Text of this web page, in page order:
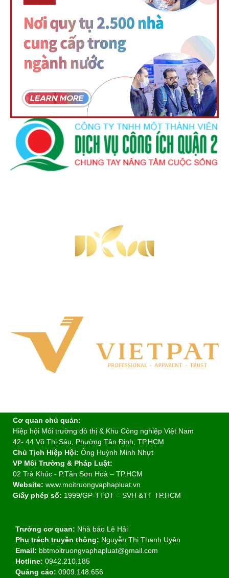
Cơ quan chủ quản:
Hiệp hội Môi trường đô thị & Khu Công nghiệp Việt Nam
42- 44 Võ Thị Sáu, Phường Tân Định, TP.HCM
Chủ Tịch Hiệp Hội: Ông Huỳnh Minh Nhựt
VP Môi Trường & Pháp Luật:
02 Trà Khúc - P.Tân Sơn Hoà – TP.HCM
Website: www.moitruongvaphapluat.vn
Giấy phép số: 1999/GP-TTĐT – SVH &TT TP.HCM
Trưởng cơ quan: Nhà báo Lê Hải
Phụ trách truyền thông: Nguyễn Thị Thanh Uyên
Email: bbtmoitruongvaphapluat@gmail.com
Hotline: 0942.210.185
Quảng cáo: 0909.148.656